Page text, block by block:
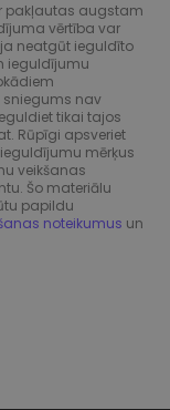
pakļautas augstam
vērtība var
neatgūt ieguldīto
ieguldījumu
sniegums nav
tikai tajos
Rūpīgi apsveriet
mērķus
veikšanas
Šo materiālu
papildu
noteikumus un